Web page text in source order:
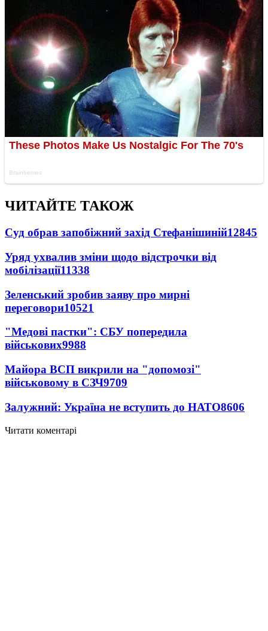
ЧИТАЙТЕ ТАКОЖ
Суд обрав запобіжний захід Стефанішиній12845
Уряд ухвалив зміни щодо відстрочки від
мобілізації11338
Зеленський зробив заяву про мирні
переговори10521
"Медові пастки": СБУ попередила
військових9988
Майора ВСП викрили на "допомозі"
військовому в СЗЧ9709
Залужний: Україна не вступить до НАТО8606
Читати коментарі